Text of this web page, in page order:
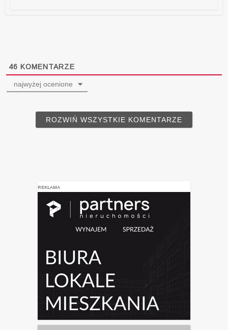
46 KOMENTARZE
najwyżej ocenione
ROZWIŃ WSZYSTKIE KOMENTARZE
REKLAMA